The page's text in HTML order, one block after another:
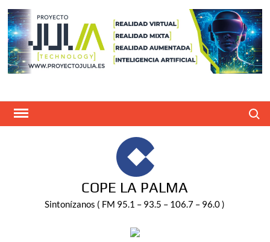
Saltar
contenido
COPE LA PALMA
Sintonízanos ( FM 95.1 – 93.5 – 106.7 – 96.0 )